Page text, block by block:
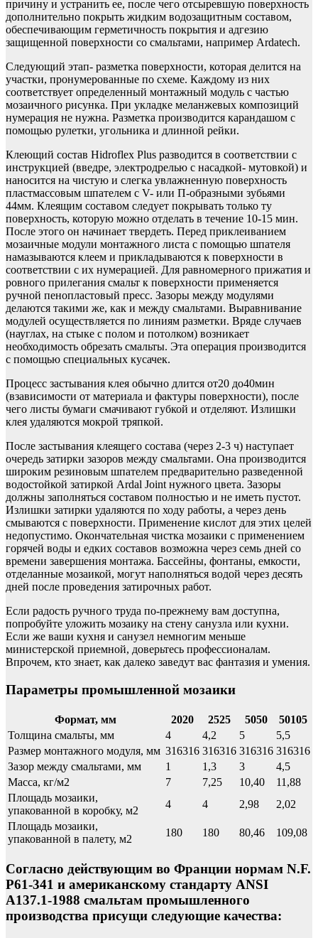
причину и устранить ее, после чего отсыревшую поверхность
дополнительно покрыть жидким водозащитным составом,
обеспечивающим герметичность покрытия и адгезию
защищенной поверхности со смальтами, например Ardatech.
Следующий этап- разметка поверхности, которая делится на
участки, пронумерованные по схеме. Каждому из них
соответствует определенный монтажный модуль с частью
мозаичного рисунка. При укладке меланжевых композиций
нумерация не нужна. Разметка производится карандашом с
помощью рулетки, угольника и длинной рейки.
Клеющий состав Hidroflex Plus разводится в соответствии с
инструкцией (введре, электродрелью с насадкой- мутовкой) и
наносится на чистую и слегка увлажненную поверхность
пластмассовым шпателем с V- или П-образными зубьями
44мм. Клеящим составом следует покрывать только ту
поверхность, которую можно отделать в течение 10-15 мин.
После этого он начинает твердеть. Перед приклеиванием
мозаичные модули монтажного листа с помощью шпателя
намазываются клеем и прикладываются к поверхности в
соответствии с их нумерацией. Для равномерного прижатия и
ровного прилегания смальт к поверхности применяется
ручной пенопластовый пресс. Зазоры между модулями
делаются такими же, как и между смальтами. Выравнивание
модулей осуществляется по линиям разметки. Вряде случаев
(науглах, на стыке с полом и потолком) возникает
необходимость обрезать смальты. Эта операция производится
с помощью специальных кусачек.
Процесс застывания клея обычно длится от20 до40мин
(взависимости от материала и фактуры поверхности), после
чего листы бумаги смачивают губкой и отделяют. Излишки
клея удаляются мокрой тряпкой.
После застывания клеящего состава (через 2-3 ч) наступает
очередь затирки зазоров между смальтами. Она производится
широким резиновым шпателем предварительно разведенной
водостойкой затиркой Ardal Joint нужного цвета. Зазоры
должны заполняться составом полностью и не иметь пустот.
Излишки затирки удаляются по ходу работы, а через день
смываются с поверхности. Применение кислот для этих целей
недопустимо. Окончательная чистка мозаики с применением
горячей воды и едких составов возможна через семь дней со
времени завершения монтажа. Бассейны, фонтаны, емкости,
отделанные мозаикой, могут наполняться водой через десять
дней после проведения затирочных работ.
Если радость ручного труда по-прежнему вам доступна,
попробуйте уложить мозаику на стену санузла или кухни.
Если же ваши кухня и санузел немногим меньше
министерской приемной, доверьтесь профессионалам.
Впрочем, кто знает, как далеко заведут вас фантазия и умения.
Параметры промышленной мозаики
Формат, мм 2020 2525 5050
50105
Толщина смальты, мм
4 4,2 5
5,5
Размер монтажного модуля, мм 316316 316316 316316 316316
Зазор между смальтами, мм
1 1,3 3
4,5
Масса, кг/м2
7 7,25 10,40
11,88
Площадь мозаики,
упакованной в коробку, м2
4 4 2,98
2,02
Площадь мозаики,
упакованной в палету, м2
180 180 80,46 109,08
Согласно действующим во Франции нормам N.F.
P61-341 и американскому стандарту ANSI
A137.1-1988 смальтам промышленного
производства присущи следующие качества: